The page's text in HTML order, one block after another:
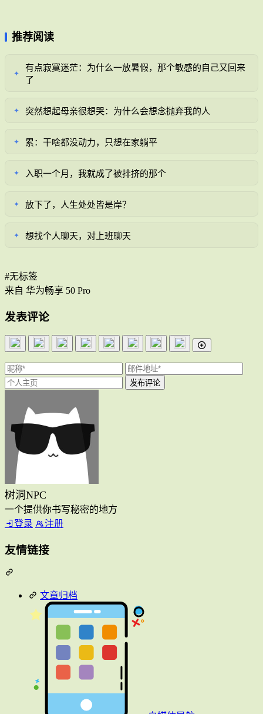
推荐阅读
✦
有点寂寞迷茫：为什么一放暑假，那个敏感的自己又回来
了
✦ 突然想起母亲很想哭：为什么会想念抛弃我的人
✦ 累：干啥都没动力，只想在家躺平
✦ 入职一个月，我就成了被排挤的那个
✦ 放下了，人生处处皆是岸？
✦ 想找个人聊天，对上班聊天
#无标签
来自 华为畅享 50 Pro
发表评论
树洞NPC
一个提供你书写秘密的地方
登录
注册
友情链接
文章归档